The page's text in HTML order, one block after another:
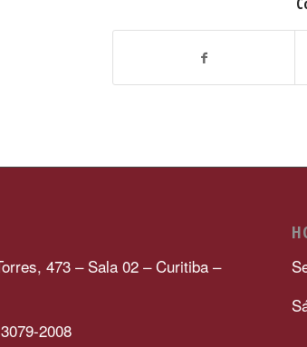
473 – Sala 02 – Curitiba –
2008